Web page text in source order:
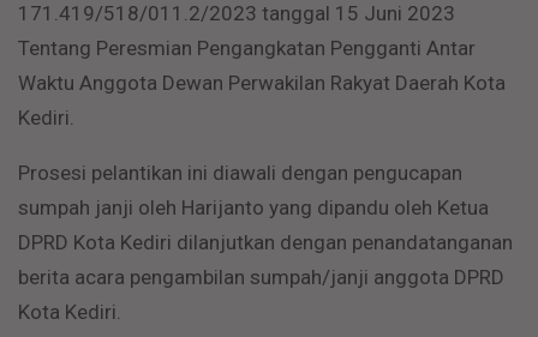
171.419/518/011.2/2023 tanggal 15 Juni 2023
Tentang Peresmian Pengangkatan Pengganti Antar
Waktu Anggota Dewan Perwakilan Rakyat Daerah Kota
Kediri.
Prosesi pelantikan ini diawali dengan pengucapan
sumpah janji oleh Harijanto yang dipandu oleh Ketua
DPRD Kota Kediri dilanjutkan dengan penandatanganan
berita acara pengambilan sumpah/janji anggota DPRD
Kota Kediri.